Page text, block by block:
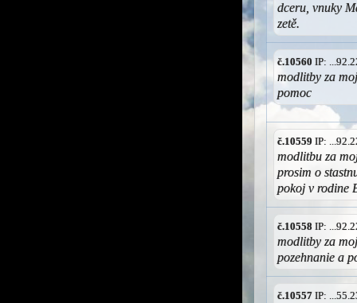
dceru, vnuky
zetě.
č.10560 IP:
modlitby za
pomoc
č.10559 IP:
modlitbu za
prosim o
pokoj v rodine
č.10558 IP:
modlitby za
pozehnanie a
č.10557 IP: